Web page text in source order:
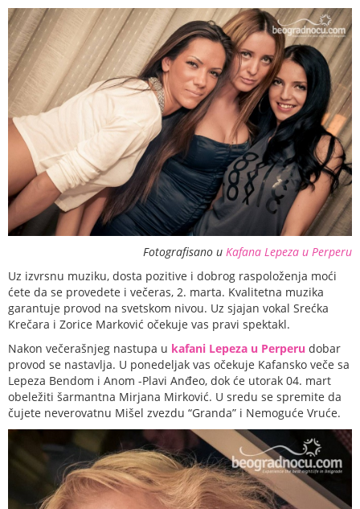
Fotografisano u Kafana Lepeza u Perperu
Uz izvrsnu muziku, dosta pozitive i dobrog raspoloženja moći
ćete da se provedete i večeras, 2. marta. Kvalitetna muzika
garantuje provod na svetskom nivou. Uz sjajan vokal Srećka
Krečara i Zorice Marković očekuje vas pravi spektakl.
Nakon večerašnjeg nastupa u kafani Lepeza u Perperu dobar
provod se nastavlja. U ponedeljak vas očekuje Kafansko veče sa
Lepeza Bendom i Anom -Plavi Anđeo, dok će utorak 04. mart
obeležiti šarmantna Mirjana Mirković. U sredu se spremite da
čujete neverovatnu Mišel zvezdu “Granda” i Nemoguće Vruće.